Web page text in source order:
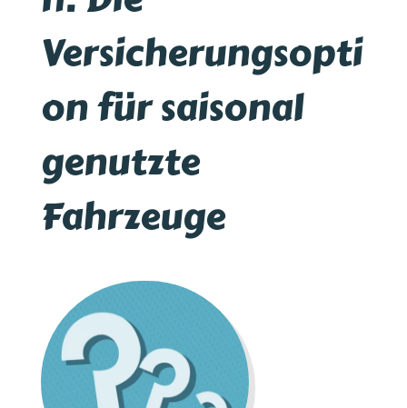
Versicherungsopti
on für saisonal
genutzte
Fahrzeuge